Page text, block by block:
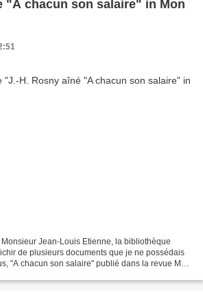
"A chacun son salaire" in Mon
Jean-Louis Etienne, la bibliothèque
de plusieurs documents que je ne possédais
"A chacun son salaire" publié dans la revue Mon